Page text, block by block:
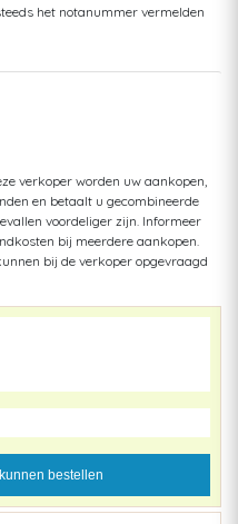
het notanummer vermelden
verkoper worden uw aankopen,
en betaalt u gecombineerde
voordeliger zijn. Informeer
bij meerdere aankopen.
bij de verkoper opgevraagd
bestellen